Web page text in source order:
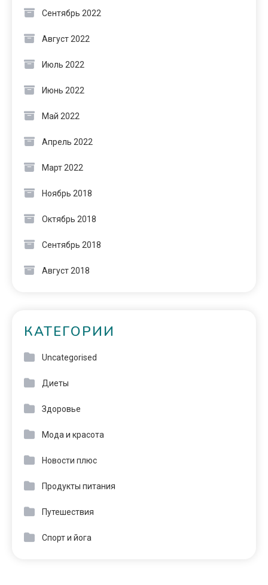
Сентябрь 2022
Август 2022
Июль 2022
Июнь 2022
Май 2022
Апрель 2022
Март 2022
Ноябрь 2018
Октябрь 2018
Сентябрь 2018
Август 2018
КАТЕГОРИИ
Uncategorised
Диеты
Здоровье
Мода и красота
Новости плюс
Продукты питания
Путешествия
Спорт и йога